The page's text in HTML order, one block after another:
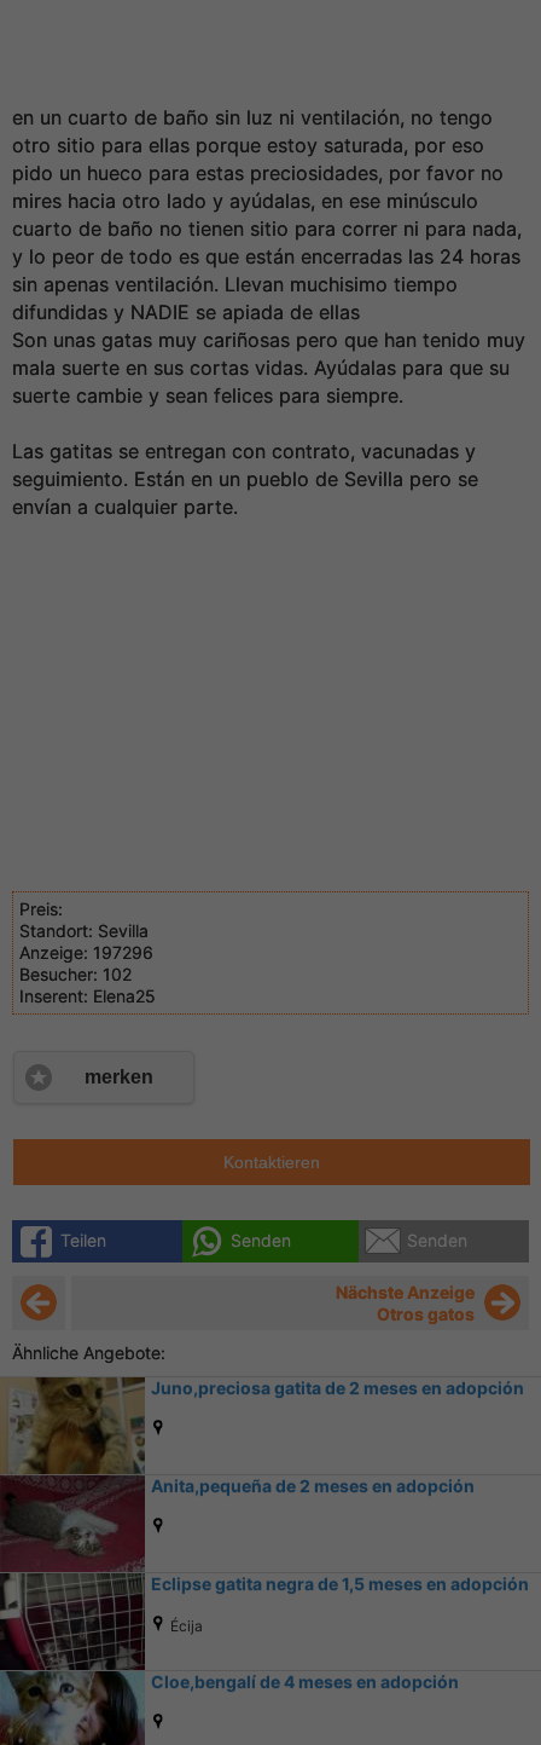
en un cuarto de baño sin luz ni ventilación, no tengo
otro sitio para ellas porque estoy saturada, por eso
pido un hueco para estas preciosidades, por favor no
mires hacia otro lado y ayúdalas, en ese minúsculo
cuarto de baño no tienen sitio para correr ni para nada,
y lo peor de todo es que están encerradas las 24 horas
sin apenas ventilación. Llevan muchisimo tiempo
difundidas y NADIE se apiada de ellas
Son unas gatas muy cariñosas pero que han tenido muy
mala suerte en sus cortas vidas. Ayúdalas para que su
suerte cambie y sean felices para siempre.
Las gatitas se entregan con contrato, vacunadas y
seguimiento. Están en un pueblo de Sevilla pero se
envían a cualquier parte.
Preis:
Standort: Sevilla
Anzeige: 197296
Besucher: 102
Inserent: Elena25
merken
Kontaktieren
Teilen Senden Senden
Nächste Anzeige
Otros gatos
Ähnliche Angebote:
Juno,preciosa gatita de 2 meses en adopción
Anita,pequeña de 2 meses en adopción
Eclipse gatita negra de 1,5 meses en adopción
Écija
Cloe,bengalí de 4 meses en adopción